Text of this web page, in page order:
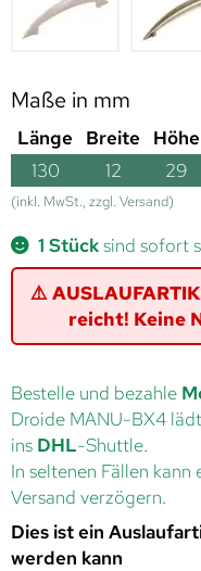
Maße in mm
Länge Breite Höhe
130
12 29
(inkl. MwSt., zzgl. Versand)
1 Stücksind sofort
⚠️
reicht! Keine
Bestelle und bezahle
Droide MANU-BX4
ins DHL-Shuttle.
In seltenen Fällen
Versand verzögern.
Dies ist ein
werden kann